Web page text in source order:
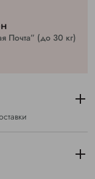
Почта” (до 30 кг)